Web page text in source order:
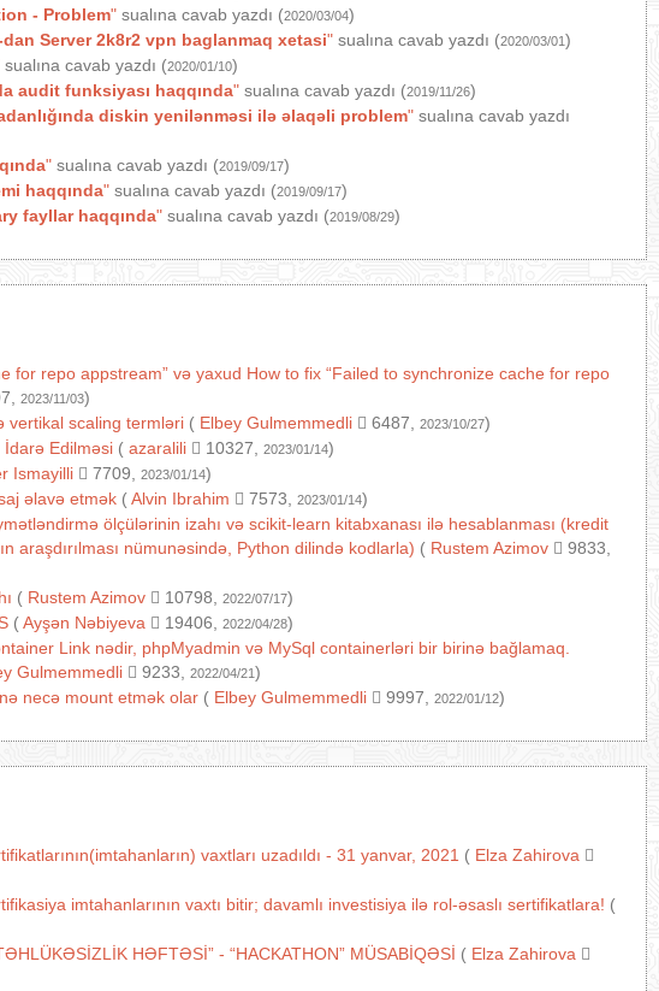
- Problem" sualına cavab yazdı (2020/03/04)
Server 2k8r2 vpn baglanmaq xetasi" sualına cavab yazdı (2020/03/01)
sualına cavab yazdı (2020/01/10)
audit funksiyası haqqında" sualına cavab yazdı (2019/11/26)
diskin yenilənməsi ilə əlaqəli problem" sualına cavab yazdı
" sualına cavab yazdı (2019/09/17)
haqqında" sualına cavab yazdı (2019/09/17)
fayllar haqqında" sualına cavab yazdı (2019/08/29)
for repo appstream” və yaxud How to fix “Failed to synchronize cache for repo
2023/11/03)
vertikal scaling termləri ( Elbey Gulmemmedli 6487, 2023/10/27)
Edilməsi ( azaralili 10327, 2023/01/14)
Ismayilli 7709, 2023/01/14)
əlavə etmək (Alvin Ibrahim 7573, 2023/01/14)
ölçülərinin izahı və scikit-learn kitabxanası ilə hesablanması (kredit
araşdırılması nümunəsində, Python dilində kodlarla) ( Rustem Azimov 9833,
( Rustem Azimov 10798, 2022/07/17)
(Ayşən Nəbiyeva 19406, 2022/04/28)
Link nədir, phpMyadmin və MySql containerləri bir birinə bağlamaq.
Gulmemmedli 9233, 2022/04/21)
necə mount etmək olar ( Elbey Gulmemmedli 9997, 2022/01/12)
vaxtları uzadıldı - 31 yanvar, 2021 ( Elza Zahirova
imtahanlarının vaxtı bitir; davamlı investisiya ilə rol-əsaslı sertifikatlara! (
HƏFTƏSİ” - “HACKATHON” MÜSABİQƏSİ ( Elza Zahirova